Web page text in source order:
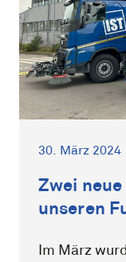
30. März 2024
Zwei
unseren
Im März